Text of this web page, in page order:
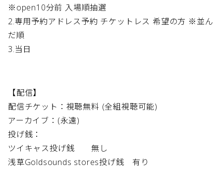
※open10分前 入場順抽選
2.専用予約アドレス予約 チケットレス 希望の方 ※並ん
だ順
3.当日
【配信】
配信チケット：視聴無料 (全組視聴可能)
アーカイブ：(永遠)
投げ銭：
ツイキャス投げ銭 無し
浅草Goldsounds stores投げ銭 有り